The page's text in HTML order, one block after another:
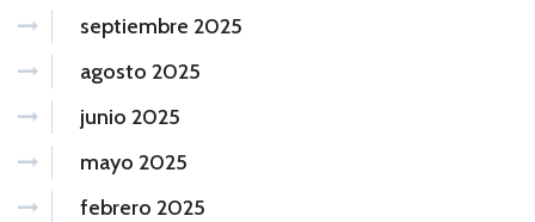
septiembre 2025
agosto 2025
junio 2025
mayo 2025
febrero 2025